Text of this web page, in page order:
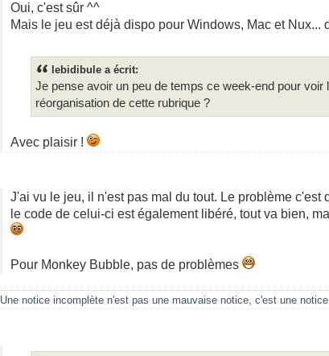
Oui, c'est sûr ^^
Mais le jeu est déjà dispo pour Windows, Mac et Nux...
lebidibule a écrit:
Je pense avoir un peu de temps ce week-end pour
réorganisation de cette rubrique ?
Avec plaisir !
J'ai vu le jeu, il n'est pas mal du tout. Le problème
le code de celui-ci est également libéré, tout va bien,
Pour Monkey Bubble, pas de problèmes
Une notice incomplète n'est pas une mauvaise notice, c'est une